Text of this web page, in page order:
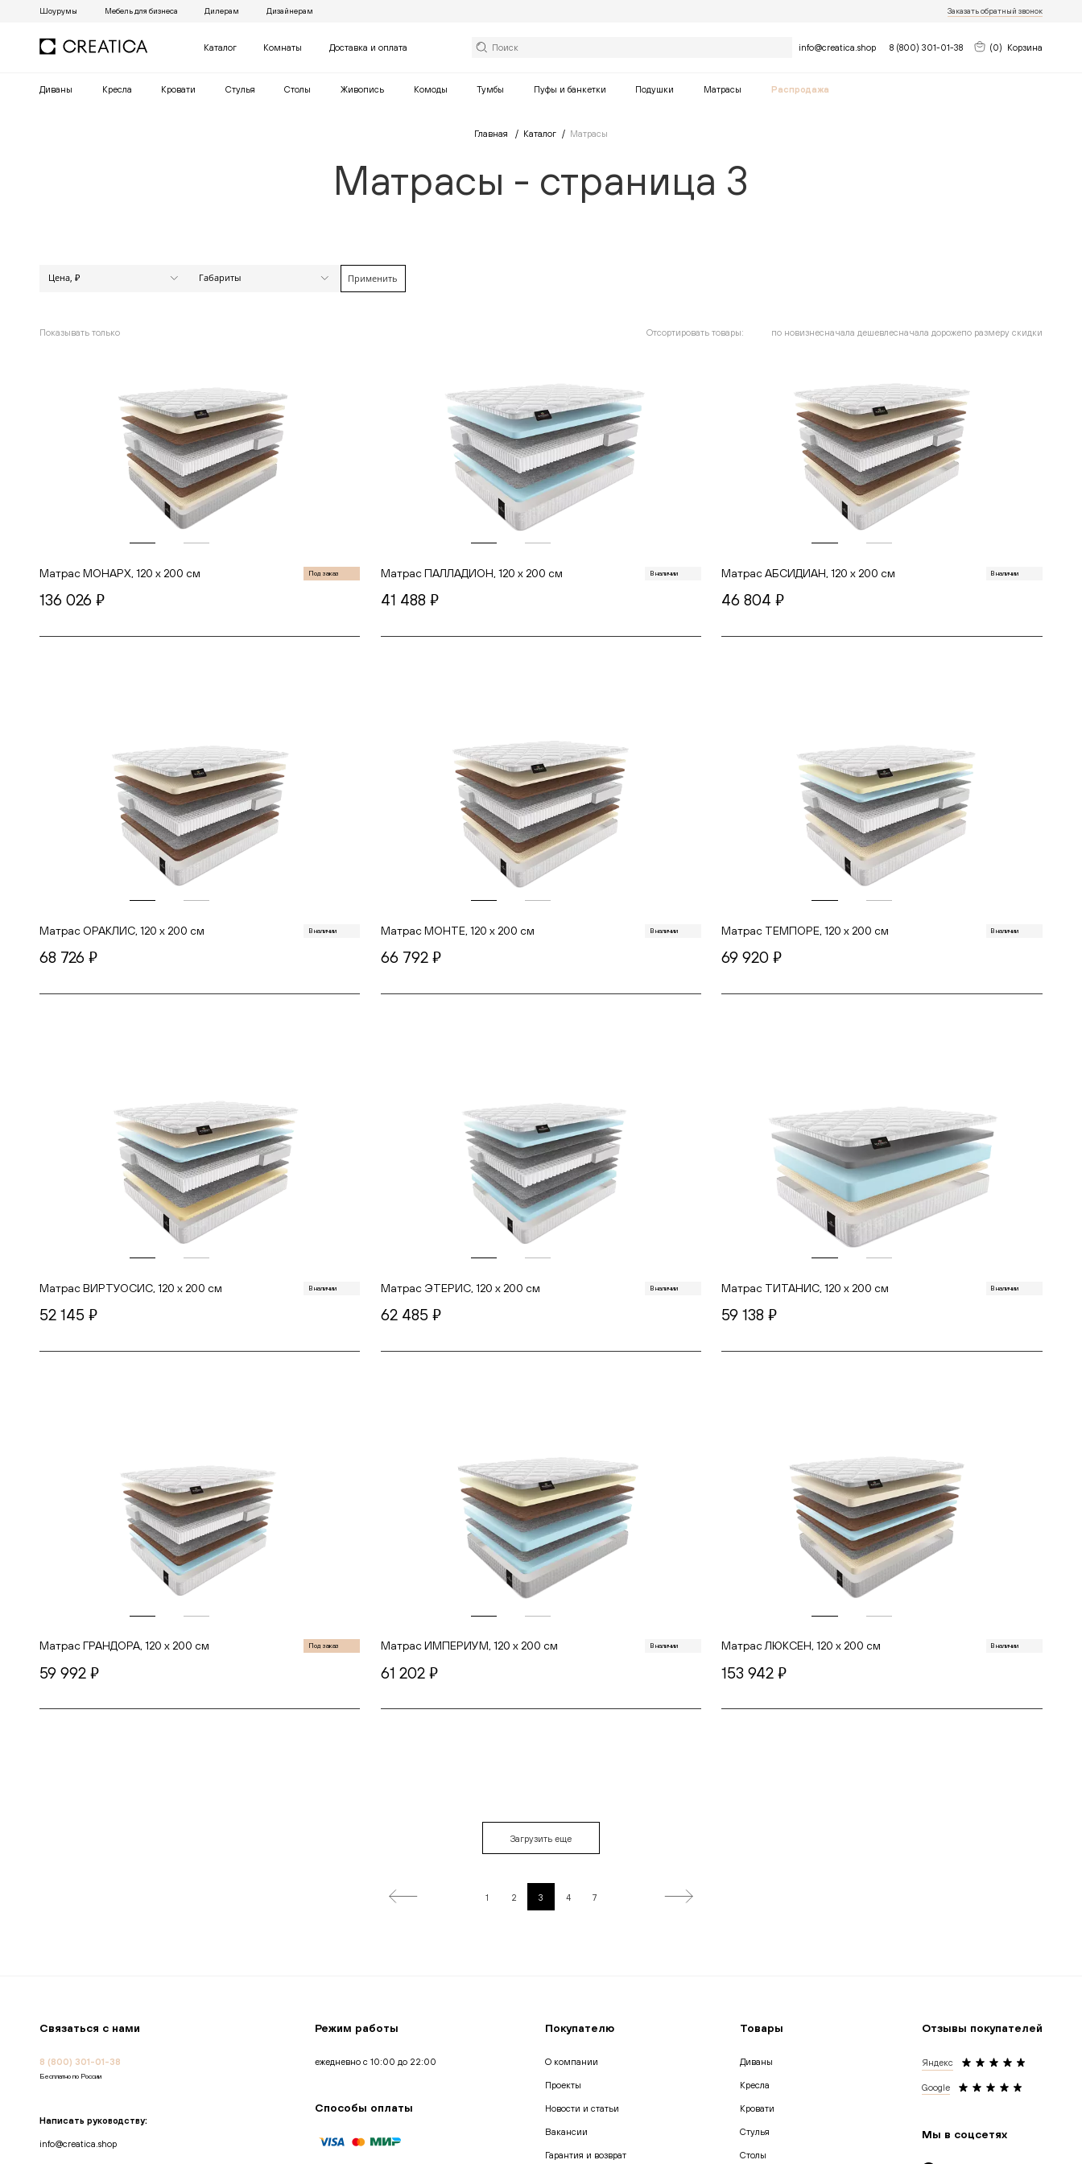
Шоурумы Мебель для бизнеса Дилерам Дизайнерам Заказать обратный звонок
Каталог Комнаты Доставка и оплата Найти
info@creatica.shop 8 (800) 301-01-38 (0) Корзина
Диваны Кресла Кровати Cтулья Столы Живопись Комоды Тумбы Пуфы и банкетки Подушки Матрасы Распродажа
Главная Каталог Матрасы
Матрасы - страница 3
Цена, ₽
Габариты
Применить
Показывать только Отсортировать товары: по новизнесначала дешевлесначала дорожепо размеру скидки
Матрас МОНАРХ, 120 х 200 см Под заказ
136 026 руб.
Матрас ПАЛЛАДИОН, 120 х 200 см В наличии
41 488 руб.
Матрас АБСИДИАН, 120 х 200 см В наличии
46 804руб.
Матрас ОРАКЛИС, 120 х 200 см В наличии
68 726 руб.
Матрас МОНТЕ, 120 х 200 см В наличии
66 792 руб.
Матрас ТЕМПОРЕ, 120 х 200 см В наличии
69 920руб.
Матрас ВИРТУОСИС, 120 х 200 см В наличии
52 145 руб.
Матрас ЭТЕРИС, 120 х 200 см В наличии
62 485 руб.
Матрас ТИТАНИС, 120 х 200 см В наличии
59 138руб.
Матрас ГРАНДОРА, 120 х 200 см Под заказ
59 992 руб.
Матрас ИМПЕРИУМ, 120 х 200 см В наличии
61 202 руб.
Матрас ЛЮКСЕН, 120 х 200 см В наличии
153 942руб.
Загрузить еще
1 2 3 4 7
Связаться с нами
8 (800) 301-01-38
Бесплатно по России
Написать руководству:
info@creatica.shop
Режим работы
ежедневно с 10:00 до 22:00
Способы оплаты
Покупателю
О компании
Проекты
Новости и статьи
Вакансии
Гарантия и возврат
Товары
Диваны
Кресла
Кровати
Cтулья
Столы
Отзывы покупателей
Яндекс
Google
Мы в соцсетях